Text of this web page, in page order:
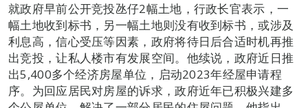
就政府早前公开竞投氹仔2幅土地，行政长官表示，一
幅土地收到标书，另一幅土地则没有收到标书，或涉及
利息高，信心受压等因素，政府将待日后合适时机再推
出竞投，让私人楼市有发展空间。他续说，政府近日推
出5,400多个经济房屋单位，启动2023年经屋申请程
序。为回应居民对房屋的诉求，政府近年已积极兴建多